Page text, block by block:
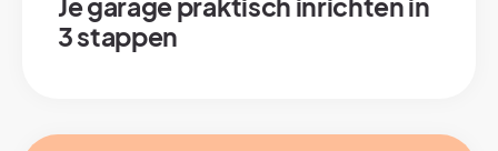
Je garage praktisch inrichten in
3 stappen